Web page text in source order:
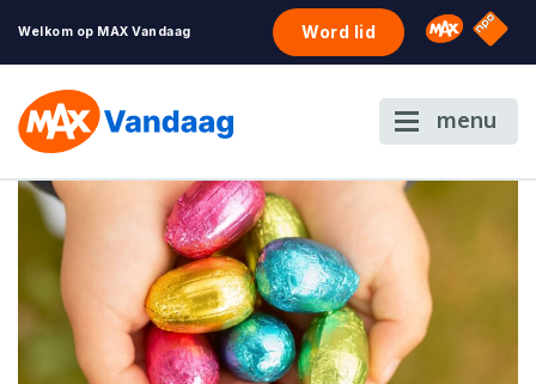
Welkom op MAX Vandaag Word lid Omroep
NPO
menu